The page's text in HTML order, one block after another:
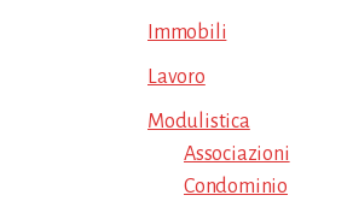
Immobili
Lavoro
Modulistica
Associazioni
Condominio